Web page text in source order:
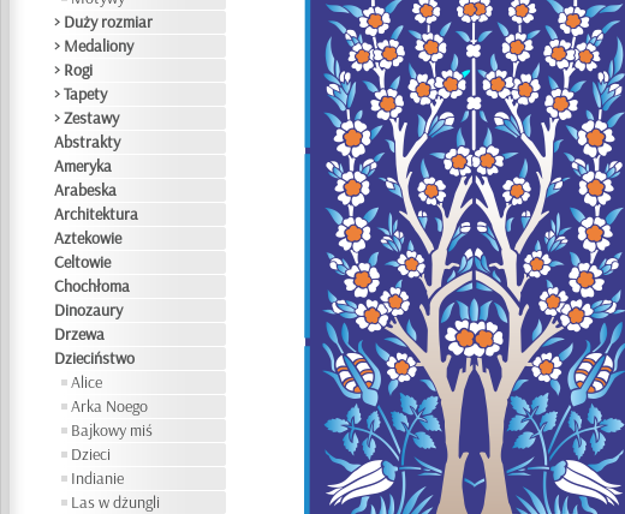
> Duży rozmiar
> Medaliony
> Rogi
> Tapety
> Zestawy
Abstrakty
Ameryka
Arabeska
Architektura
Aztekowie
Celtowie
Chochłoma
Dinozaury
Drzewa
Dzieciństwo
Alice
Arka Noego
Bajkowy miś
Dzieci
Indianie
Las w dżungli